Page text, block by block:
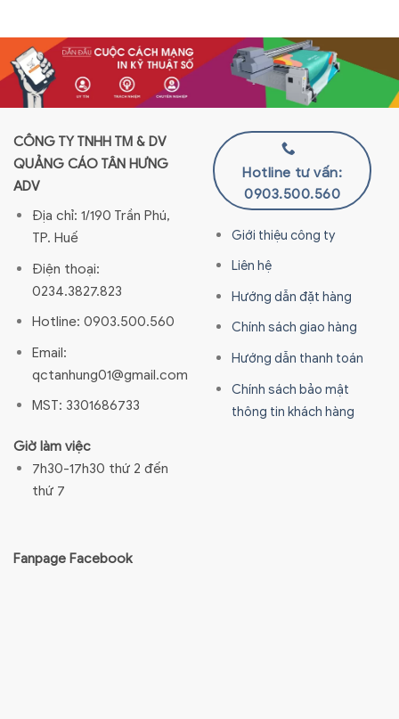
CÔNG TY TNHH TM & DV
QUẢNG CÁO TÂN HƯNG
ADV
Địa chỉ: 1/190 Trần Phú,
TP. Huế
Điện thoại:
0234.3827.823
Hotline: 0903.500.560
Email:
qctanhung01@gmail.com
MST: 3301686733
Giờ làm việc
7h30-17h30 thứ 2 đến
thứ 7
Hotline tư vấn:
0903.500.560
Giới thiệu công ty
Liên hệ
Hướng dẫn đặt hàng
Chính sách giao hàng
Hướng dẫn thanh toán
Chính sách bảo mật
thông tin khách hàng
Fanpage Facebook